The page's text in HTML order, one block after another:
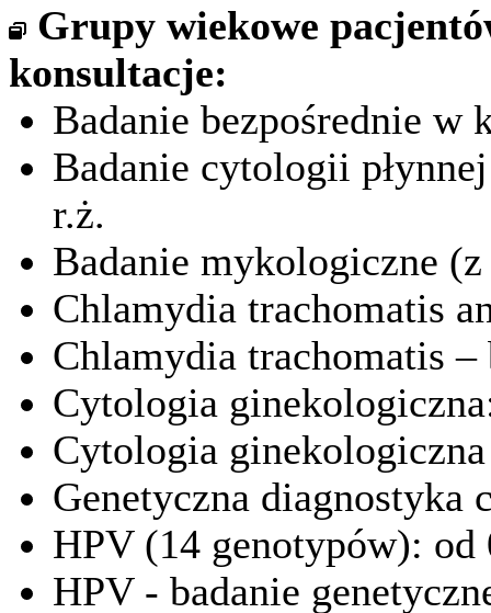
Grupy wiekowe
konsultacje:
Badanie bezpośrednie w
Badanie cytologii
r.ż.
Badanie mykologiczne
Chlamydia trachomatis
Chlamydia trachomatis –
Cytologia
Cytologia
Genetyczna diagnostyka
HPV (14 genotypów): od
HPV - badanie